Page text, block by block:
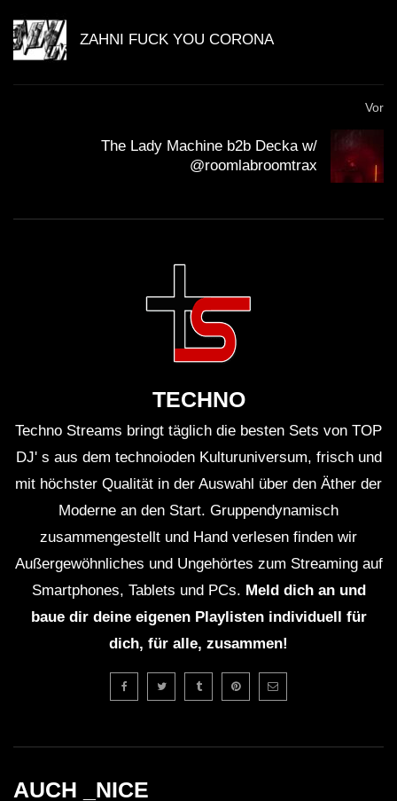
ZAHNI FUCK YOU CORONA
Vor
The Lady Machine b2b Decka w/
@roomlabroomtrax
TECHNO
Techno Streams bringt täglich die besten Sets von TOP
DJ' s aus dem technoioden Kulturuniversum, frisch und
mit höchster Qualität in der Auswahl über den Äther der
Moderne an den Start. Gruppendynamisch
zusammengestellt und Hand verlesen finden wir
Außergewöhnliches und Ungehörtes zum Streaming auf
Smartphones, Tablets und PCs. Meld dich an und
baue dir deine eigenen Playlisten individuell für
dich, für alle, zusammen!
AUCH _NICE